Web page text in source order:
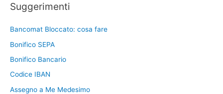
Suggerimenti
Bancomat Bloccato: cosa fare
Bonifico SEPA
Bonifico Bancario
Codice IBAN
Assegno a Me Medesimo